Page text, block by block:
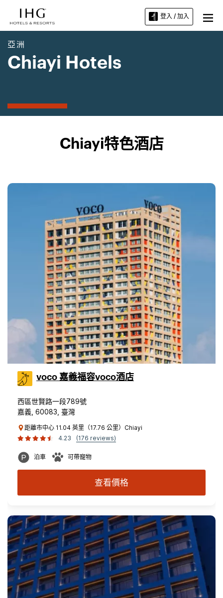
登入 / 加入
亞洲
Chiayi Hotels
Chiayi特色酒店
voco 嘉義福容voco酒店
西區世賢路一段789號
嘉義, 60083, 臺灣
距離市中心 11.04 英里（17.76 公里）Chiayi
4.23
(176 reviews)
泊車 可帶寵物
查看價格